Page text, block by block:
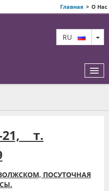
Главная > О Нас
RU
21, т.
ПОСУТОЧНАЯ